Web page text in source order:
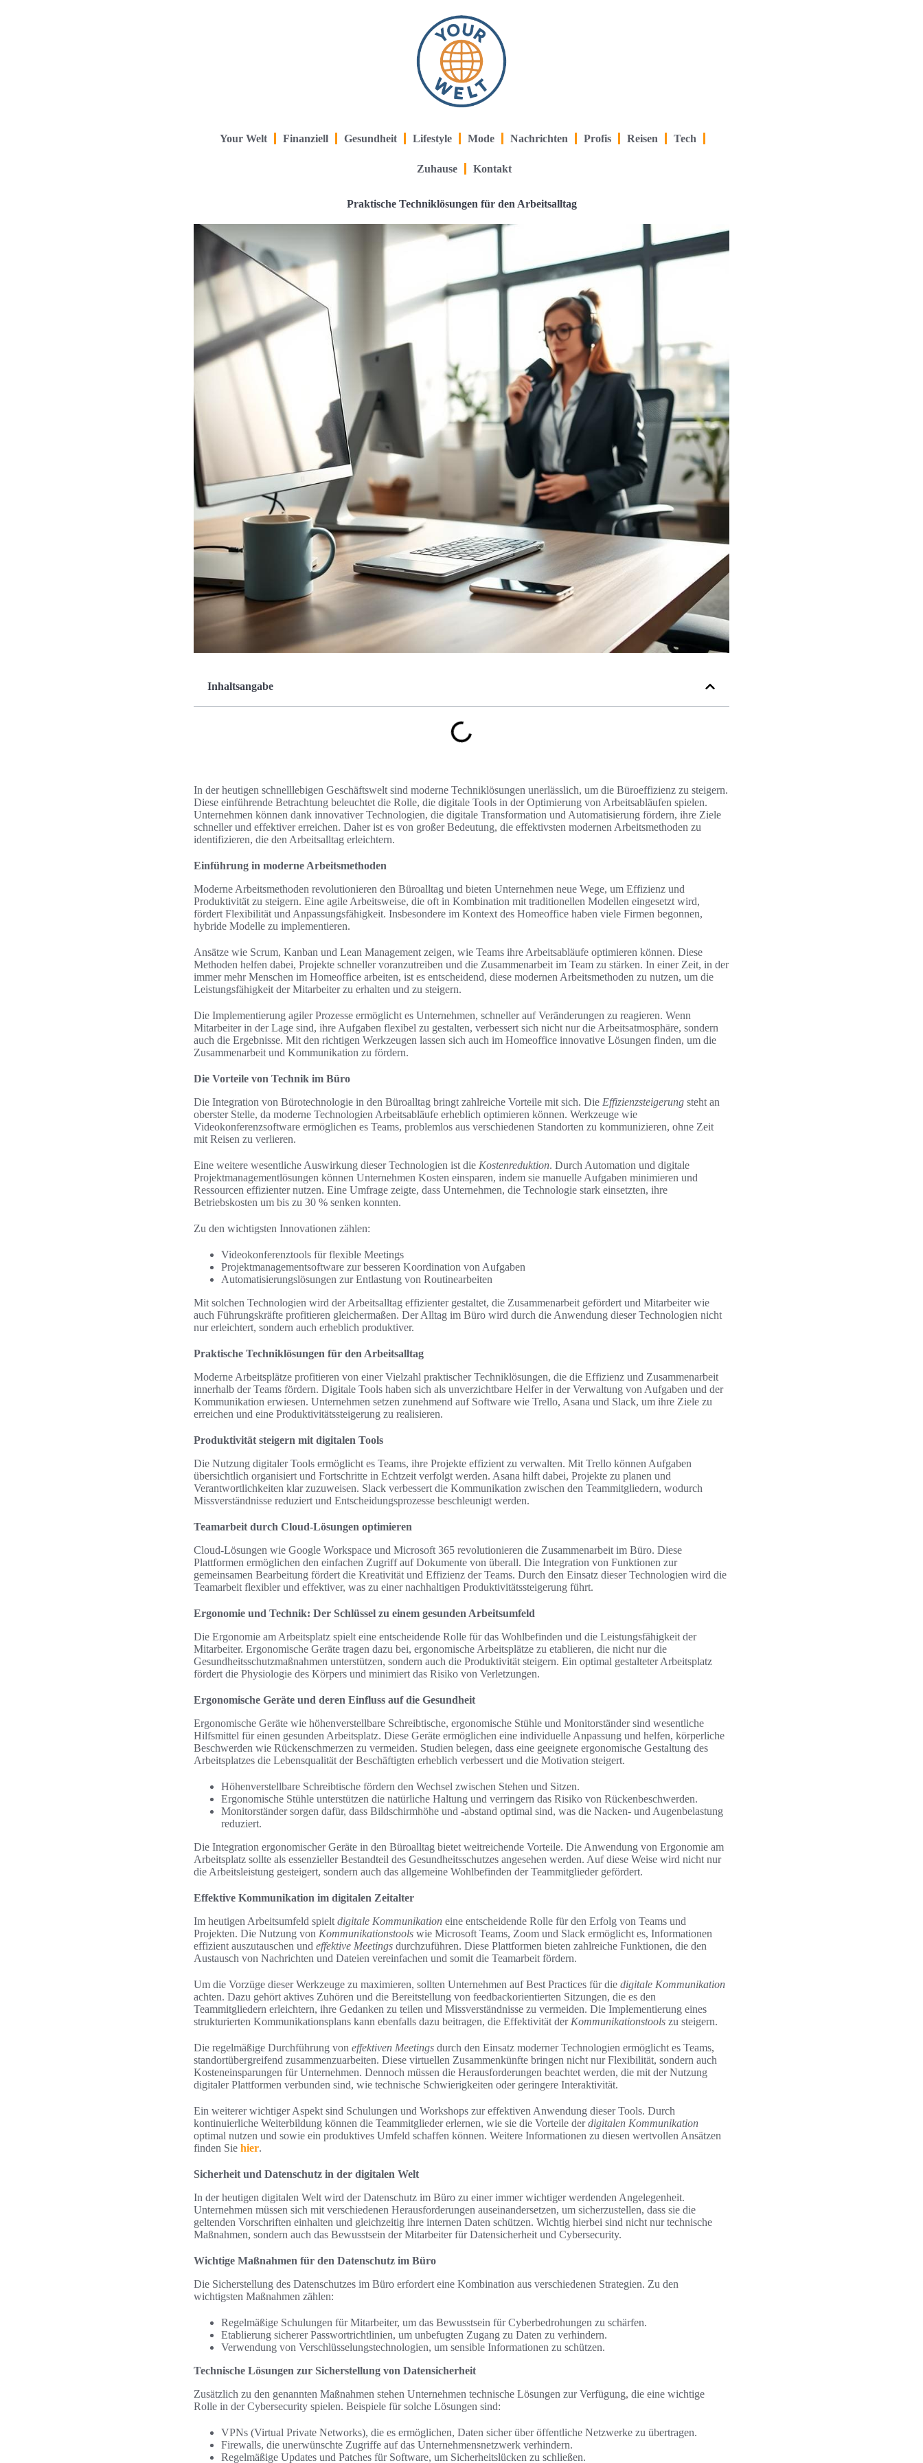
Your Welt Finanziell Gesundheit Lifestyle Mode Nachrichten Profis Reisen Tech
Zuhause Kontakt
Praktische Techniklösungen für den Arbeitsalltag
Inhaltsangabe
In der heutigen schnelllebigen Geschäftswelt sind moderne Techniklösungen unerlässlich, um die Büroeffizienz zu steigern.
Diese einführende Betrachtung beleuchtet die Rolle, die digitale Tools in der Optimierung von Arbeitsabläufen spielen.
Unternehmen können dank innovativer Technologien, die digitale Transformation und Automatisierung fördern, ihre Ziele
schneller und effektiver erreichen. Daher ist es von großer Bedeutung, die effektivsten modernen Arbeitsmethoden zu
identifizieren, die den Arbeitsalltag erleichtern.
Einführung in moderne Arbeitsmethoden
Moderne Arbeitsmethoden revolutionieren den Büroalltag und bieten Unternehmen neue Wege, um Effizienz und
Produktivität zu steigern. Eine agile Arbeitsweise, die oft in Kombination mit traditionellen Modellen eingesetzt wird,
fördert Flexibilität und Anpassungsfähigkeit. Insbesondere im Kontext des Homeoffice haben viele Firmen begonnen,
hybride Modelle zu implementieren.
Ansätze wie Scrum, Kanban und Lean Management zeigen, wie Teams ihre Arbeitsabläufe optimieren können. Diese
Methoden helfen dabei, Projekte schneller voranzutreiben und die Zusammenarbeit im Team zu stärken. In einer Zeit, in der
immer mehr Menschen im Homeoffice arbeiten, ist es entscheidend, diese modernen Arbeitsmethoden zu nutzen, um die
Leistungsfähigkeit der Mitarbeiter zu erhalten und zu steigern.
Die Implementierung agiler Prozesse ermöglicht es Unternehmen, schneller auf Veränderungen zu reagieren. Wenn
Mitarbeiter in der Lage sind, ihre Aufgaben flexibel zu gestalten, verbessert sich nicht nur die Arbeitsatmosphäre, sondern
auch die Ergebnisse. Mit den richtigen Werkzeugen lassen sich auch im Homeoffice innovative Lösungen finden, um die
Zusammenarbeit und Kommunikation zu fördern.
Die Vorteile von Technik im Büro
Die Integration von Bürotechnologie in den Büroalltag bringt zahlreiche Vorteile mit sich. Die Effizienzsteigerung steht an
oberster Stelle, da moderne Technologien Arbeitsabläufe erheblich optimieren können. Werkzeuge wie
Videokonferenzsoftware ermöglichen es Teams, problemlos aus verschiedenen Standorten zu kommunizieren, ohne Zeit
mit Reisen zu verlieren.
Eine weitere wesentliche Auswirkung dieser Technologien ist die Kostenreduktion. Durch Automation und digitale
Projektmanagementlösungen können Unternehmen Kosten einsparen, indem sie manuelle Aufgaben minimieren und
Ressourcen effizienter nutzen. Eine Umfrage zeigte, dass Unternehmen, die Technologie stark einsetzten, ihre
Betriebskosten um bis zu 30 % senken konnten.
Zu den wichtigsten Innovationen zählen:
Videokonferenztools für flexible Meetings
Projektmanagementsoftware zur besseren Koordination von Aufgaben
Automatisierungslösungen zur Entlastung von Routinearbeiten
Mit solchen Technologien wird der Arbeitsalltag effizienter gestaltet, die Zusammenarbeit gefördert und Mitarbeiter wie
auch Führungskräfte profitieren gleichermaßen. Der Alltag im Büro wird durch die Anwendung dieser Technologien nicht
nur erleichtert, sondern auch erheblich produktiver.
Praktische Techniklösungen für den Arbeitsalltag
Moderne Arbeitsplätze profitieren von einer Vielzahl praktischer Techniklösungen, die die Effizienz und Zusammenarbeit
innerhalb der Teams fördern. Digitale Tools haben sich als unverzichtbare Helfer in der Verwaltung von Aufgaben und der
Kommunikation erwiesen. Unternehmen setzen zunehmend auf Software wie Trello, Asana und Slack, um ihre Ziele zu
erreichen und eine Produktivitätssteigerung zu realisieren.
Produktivität steigern mit digitalen Tools
Die Nutzung digitaler Tools ermöglicht es Teams, ihre Projekte effizient zu verwalten. Mit Trello können Aufgaben
übersichtlich organisiert und Fortschritte in Echtzeit verfolgt werden. Asana hilft dabei, Projekte zu planen und
Verantwortlichkeiten klar zuzuweisen. Slack verbessert die Kommunikation zwischen den Teammitgliedern, wodurch
Missverständnisse reduziert und Entscheidungsprozesse beschleunigt werden.
Teamarbeit durch Cloud-Lösungen optimieren
Cloud-Lösungen wie Google Workspace und Microsoft 365 revolutionieren die Zusammenarbeit im Büro. Diese
Plattformen ermöglichen den einfachen Zugriff auf Dokumente von überall. Die Integration von Funktionen zur
gemeinsamen Bearbeitung fördert die Kreativität und Effizienz der Teams. Durch den Einsatz dieser Technologien wird die
Teamarbeit flexibler und effektiver, was zu einer nachhaltigen Produktivitätssteigerung führt.
Ergonomie und Technik: Der Schlüssel zu einem gesunden Arbeitsumfeld
Die Ergonomie am Arbeitsplatz spielt eine entscheidende Rolle für das Wohlbefinden und die Leistungsfähigkeit der
Mitarbeiter. Ergonomische Geräte tragen dazu bei, ergonomische Arbeitsplätze zu etablieren, die nicht nur die
Gesundheitsschutzmaßnahmen unterstützen, sondern auch die Produktivität steigern. Ein optimal gestalteter Arbeitsplatz
fördert die Physiologie des Körpers und minimiert das Risiko von Verletzungen.
Ergonomische Geräte und deren Einfluss auf die Gesundheit
Ergonomische Geräte wie höhenverstellbare Schreibtische, ergonomische Stühle und Monitorständer sind wesentliche
Hilfsmittel für einen gesunden Arbeitsplatz. Diese Geräte ermöglichen eine individuelle Anpassung und helfen, körperliche
Beschwerden wie Rückenschmerzen zu vermeiden. Studien belegen, dass eine geeignete ergonomische Gestaltung des
Arbeitsplatzes die Lebensqualität der Beschäftigten erheblich verbessert und die Motivation steigert.
Höhenverstellbare Schreibtische fördern den Wechsel zwischen Stehen und Sitzen.
Ergonomische Stühle unterstützen die natürliche Haltung und verringern das Risiko von Rückenbeschwerden.
Monitorständer sorgen dafür, dass Bildschirmhöhe und -abstand optimal sind, was die Nacken- und Augenbelastung
reduziert.
Die Integration ergonomischer Geräte in den Büroalltag bietet weitreichende Vorteile. Die Anwendung von Ergonomie am
Arbeitsplatz sollte als essenzieller Bestandteil des Gesundheitsschutzes angesehen werden. Auf diese Weise wird nicht nur
die Arbeitsleistung gesteigert, sondern auch das allgemeine Wohlbefinden der Teammitglieder gefördert.
Effektive Kommunikation im digitalen Zeitalter
Im heutigen Arbeitsumfeld spielt digitale Kommunikation eine entscheidende Rolle für den Erfolg von Teams und
Projekten. Die Nutzung von Kommunikationstools wie Microsoft Teams, Zoom und Slack ermöglicht es, Informationen
effizient auszutauschen und effektive Meetings durchzuführen. Diese Plattformen bieten zahlreiche Funktionen, die den
Austausch von Nachrichten und Dateien vereinfachen und somit die Teamarbeit fördern.
Um die Vorzüge dieser Werkzeuge zu maximieren, sollten Unternehmen auf Best Practices für die digitale Kommunikation
achten. Dazu gehört aktives Zuhören und die Bereitstellung von feedbackorientierten Sitzungen, die es den
Teammitgliedern erleichtern, ihre Gedanken zu teilen und Missverständnisse zu vermeiden. Die Implementierung eines
strukturierten Kommunikationsplans kann ebenfalls dazu beitragen, die Effektivität der Kommunikationstools zu steigern.
Die regelmäßige Durchführung von effektiven Meetings durch den Einsatz moderner Technologien ermöglicht es Teams,
standortübergreifend zusammenzuarbeiten. Diese virtuellen Zusammenkünfte bringen nicht nur Flexibilität, sondern auch
Kosteneinsparungen für Unternehmen. Dennoch müssen die Herausforderungen beachtet werden, die mit der Nutzung
digitaler Plattformen verbunden sind, wie technische Schwierigkeiten oder geringere Interaktivität.
Ein weiterer wichtiger Aspekt sind Schulungen und Workshops zur effektiven Anwendung dieser Tools. Durch
kontinuierliche Weiterbildung können die Teammitglieder erlernen, wie sie die Vorteile derdigitalen Kommunikation
optimal nutzen und sowie ein produktives Umfeld schaffen können. Weitere Informationen zu diesen wertvollen Ansätzen
finden Sie hier.
Sicherheit und Datenschutz in der digitalen Welt
In der heutigen digitalen Welt wird der Datenschutz im Büro zu einer immer wichtiger werdenden Angelegenheit.
Unternehmen müssen sich mit verschiedenen Herausforderungen auseinandersetzen, um sicherzustellen, dass sie die
geltenden Vorschriften einhalten und gleichzeitig ihre internen Daten schützen. Wichtig hierbei sind nicht nur technische
Maßnahmen, sondern auch das Bewusstsein der Mitarbeiter für Datensicherheit und Cybersecurity.
Wichtige Maßnahmen für den Datenschutz im Büro
Die Sicherstellung des Datenschutzes im Büro erfordert eine Kombination aus verschiedenen Strategien. Zu den
wichtigsten Maßnahmen zählen:
Regelmäßige Schulungen für Mitarbeiter, um das Bewusstsein für Cyberbedrohungen zu schärfen.
Etablierung sicherer Passwortrichtlinien, um unbefugten Zugang zu Daten zu verhindern.
Verwendung von Verschlüsselungstechnologien, um sensible Informationen zu schützen.
Technische Lösungen zur Sicherstellung von Datensicherheit
Zusätzlich zu den genannten Maßnahmen stehen Unternehmen technische Lösungen zur Verfügung, die eine wichtige
Rolle in der Cybersecurity spielen. Beispiele für solche Lösungen sind:
VPNs (Virtual Private Networks), die es ermöglichen, Daten sicher über öffentliche Netzwerke zu übertragen.
Firewalls, die unerwünschte Zugriffe auf das Unternehmensnetzwerk verhindern.
Regelmäßige Updates und Patches für Software, um Sicherheitslücken zu schließen.